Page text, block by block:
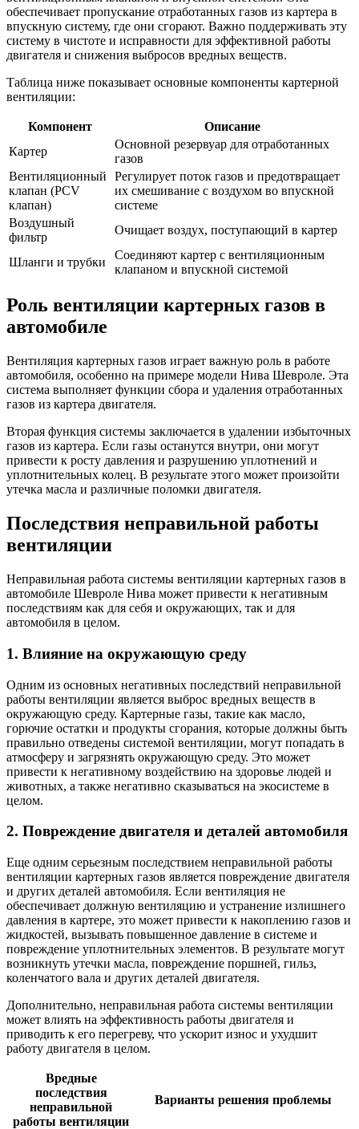
обеспечивает пропускание отработанных газов из картера в
впускную систему, где они сгорают. Важно поддерживать эту
систему в чистоте и исправности для эффективной работы
двигателя и снижения выбросов вредных веществ.
Таблица ниже показывает основные компоненты картерной
вентиляции:
Компонент
Описание
Картер
Основной резервуар для отработанных
газов
Вентиляционный
клапан (PCV
клапан)
Регулирует поток газов и предотвращает
их смешивание с воздухом во впускной
системе
Воздушный
фильтр
Очищает воздух, поступающий в картер
Шланги и трубки
Соединяют картер с вентиляционным
клапаном и впускной системой
Роль вентиляции картерных газов в
автомобиле
Вентиляция картерных газов играет важную роль в работе
автомобиля, особенно на примере модели Нива Шевроле. Эта
система выполняет функции сбора и удаления отработанных
газов из картера двигателя.
Вторая функция системы заключается в удалении избыточных
газов из картера. Если газы останутся внутри, они могут
привести к росту давления и разрушению уплотнений и
уплотнительных колец. В результате этого может произойти
утечка масла и различные поломки двигателя.
Последствия неправильной работы
вентиляции
Неправильная работа системы вентиляции картерных газов в
автомобиле Шевроле Нива может привести к негативным
последствиям как для себя и окружающих, так и для
автомобиля в целом.
1. Влияние на окружающую среду
Одним из основных негативных последствий неправильной
работы вентиляции является выброс вредных веществ в
окружающую среду. Картерные газы, такие как масло,
горючие остатки и продукты сгорания, которые должны быть
правильно отведены системой вентиляции, могут попадать в
атмосферу и загрязнять окружающую среду. Это может
привести к негативному воздействию на здоровье людей и
животных, а также негативно сказываться на экосистеме в
целом.
2. Повреждение двигателя и деталей автомобиля
Еще одним серьезным последствием неправильной работы
вентиляции картерных газов является повреждение двигателя
и других деталей автомобиля. Если вентиляция не
обеспечивает должную вентиляцию и устранение излишнего
давления в картере, это может привести к накоплению газов и
жидкостей, вызывать повышенное давление в системе и
повреждение уплотнительных элементов. В результате могут
возникнуть утечки масла, повреждение поршней, гильз,
коленчатого вала и других деталей двигателя.
Дополнительно, неправильная работа системы вентиляции
может влиять на эффективность работы двигателя и
приводить к его перегреву, что ускорит износ и ухудшит
работу двигателя в целом.
Вредные
последствия
неправильной
работы вентиляции
Варианты решения проблемы